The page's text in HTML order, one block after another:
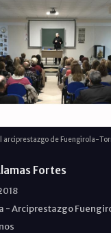
arciprestazgo de Fuengirola-
Fortes
-Arciprestazgo